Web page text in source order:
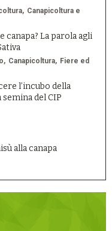
Canapicoltura e
canapa? La parola agli
Canapicoltura
Fiere ed
l’incubo della
semina del CIP
alla canapa